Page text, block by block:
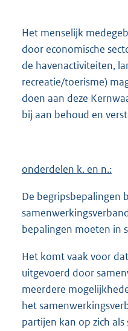
Het menselijk
door economische
de havenactiviteiten,
recreatie/toerisme)
doen aan deze
bij aan behoud en
onderdelen k. en n.:
De begripsbepalingen
bepalingen moeten in
Het komt vaak voor
uitgevoerd door
meerdere
het
partijen kan op zich